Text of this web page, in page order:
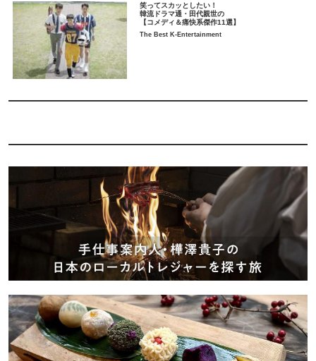
笑ってスカッとしたい！
韓流ドラマ通・田代親世の
【コメディ＆痛快系傑作11選】
The Best K-Entertainment